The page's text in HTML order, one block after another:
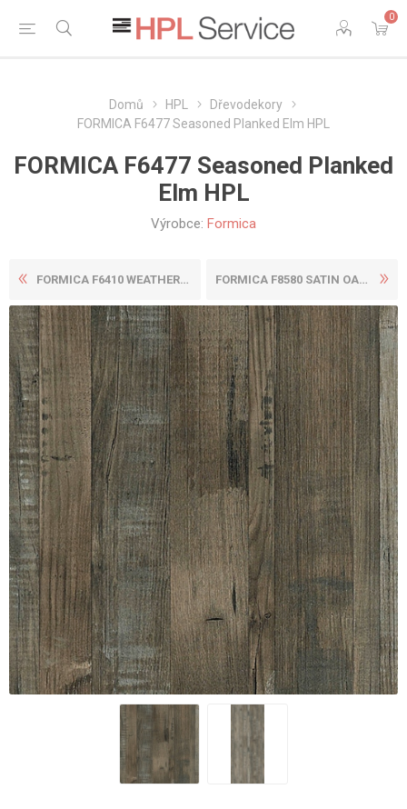
0
Domů HPL
Dřevodekory
FORMICA F6477 Seasoned Planked Elm HPL
FORMICA F6477 Seasoned Planked
Elm HPL
Výrobce: Formica
FORMICA F6410 WEATHERED BEA... FORMICA F8580 SATIN OAK HPL